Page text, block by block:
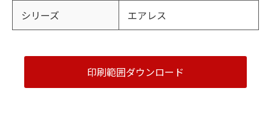
シリーズ エアレス
印刷範囲ダウンロード